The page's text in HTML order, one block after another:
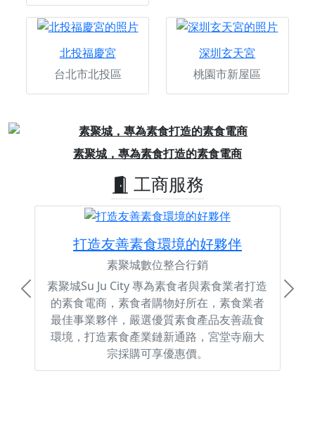
北投福慶宮
台北市北投區
深圳玄天宮
桃園市新屋區
素聚城，專為素食打造的素食電商
Previous
工商服務
打造友善素食環境的好夥伴
素聚城數位整合行銷
素聚城Su Ju City 專為素食者與素食業者打造
的素食電商，素食者購物好所在，素食業者
最佳事業夥伴，嚴選優質素食產品友善蔬食
環境，打造素食產業鏈新通路，宮堂寺廟大
宗採購可享優惠價。
Previous Next